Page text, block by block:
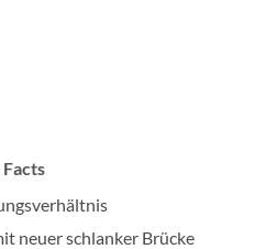
neuer schlanker Brücke